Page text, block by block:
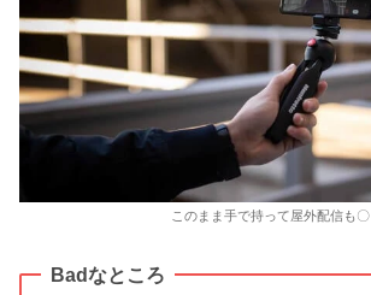
このまま手で持って屋外配信も〇
Badなところ